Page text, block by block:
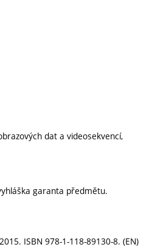
dat a videosekvencí,
garanta předmětu.
ISBN 978-1-118-89130-8. (EN)